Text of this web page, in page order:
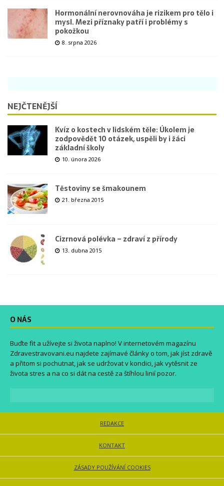
Hormonální nerovnováha je rizikem pro tělo i
mysl. Mezi příznaky patří i problémy s
pokožkou
8. srpna 2026
NEJČTENĚJŠÍ
Kvíz o kostech v lidském těle: Úkolem je
zodpovědět 10 otázek, uspěli by i žáci
základní školy
10. února 2026
Těstoviny se šmakounem
21. března 2015
Cizrnová polévka – zdraví z přírody
13. dubna 2015
O NÁS
Buďte fit a užívejte si života naplno! V internetovém magazínu
Zdravestravovani.eu najdete zajímavé články o tom, jak jíst zdravě
a přitom si pochutnat, jak se udržovat v kondici, jak vytěsnit ze
života stres a na co si dát na cestě za štíhlou linií pozor.
REDAKCE
KONTAKT
ZÁSADY POUŽÍVÁNÍ COOKIES